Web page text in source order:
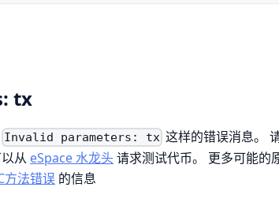
tx
Invalid parameters: tx 这样的错误消息。
从 eSpace 水龙头请求测试代币。 更多可能的
方法错误 的信息